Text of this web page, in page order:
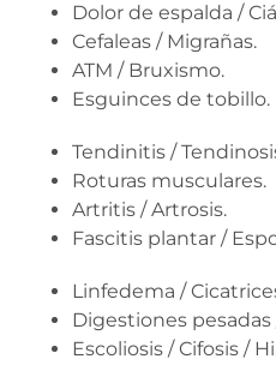
Dolor de espalda /
Cefaleas / Migrañas.
ATM / Bruxismo.
Esguinces de tobillo.
Tendinitis /
Roturas musculares.
Artritis / Artrosis.
Fascitis plantar /
Linfedema /
Digestiones
Escoliosis / Cifosis /